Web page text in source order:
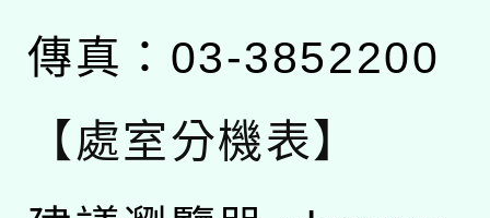
傳真：03-3852200
【處室分機表】